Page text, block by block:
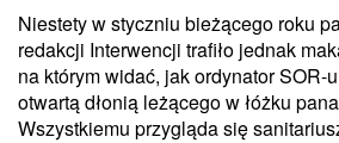
Niestety w styczniu bieżącego roku
redakcji Interwencji trafiło jednak
na którym widać, jak ordynator SOR-
otwartą dłonią leżącego w łóżku
Wszystkiemu przygląda się